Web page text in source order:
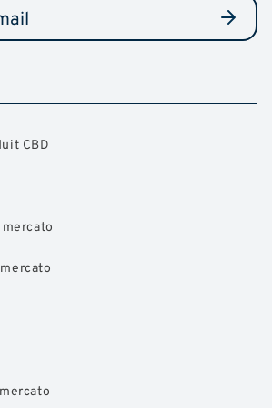
CBD